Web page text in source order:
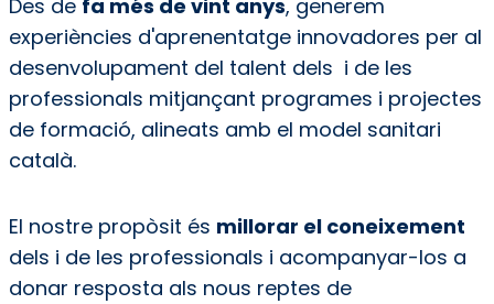
Des de fa més de vint anys, generem
experiències d'aprenentatge innovadores per al
desenvolupament del talent dels i de les
professionals mitjançant programes i projectes
de formació, alineats amb el model sanitari
català.
El nostre propòsit és millorar el coneixement
dels i de les professionals i acompanyar-los a
donar resposta als nous reptes de